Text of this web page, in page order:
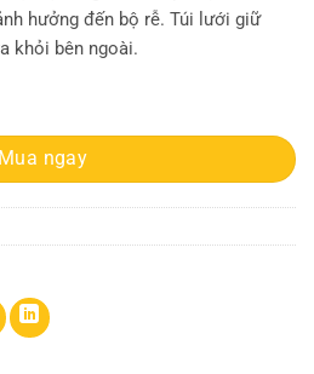
hưởng đến bộ rễ. Túi lưới giữ
khỏi bên ngoài.
lan/ túi bọc trái cây (khoảng 180 cái)
Mua ngay